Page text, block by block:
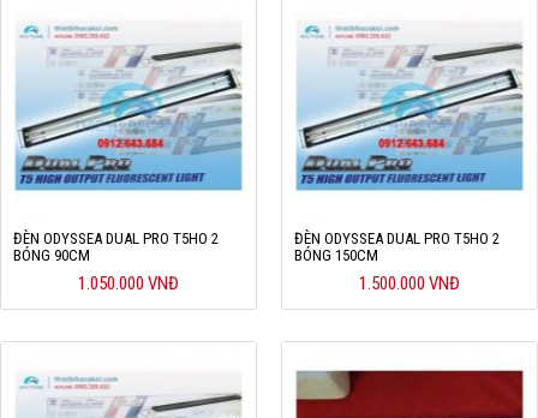
ĐÈN ODYSSEA DUAL PRO T5HO 2
BÓNG 90CM
1.050.000 VNĐ
ĐÈN ODYSSEA DUAL PRO T5HO 2
BÓNG 150CM
1.500.000 VNĐ